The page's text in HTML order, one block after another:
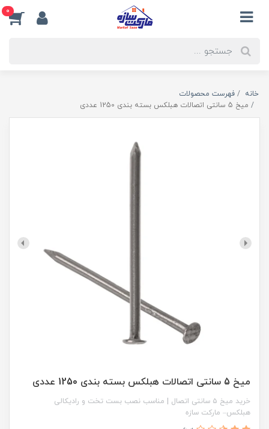
0
خانه
فهرست محصولات
میخ 5 سانتی اتصالات هبلکس بسته بندی 1250 عددی
میخ 5 سانتی اتصالات هبلکس بسته بندی 1250 عددی
خرید میخ ۵ سانتی اتصال | مناسب نصب بست تخت و رادیکالی
هبلکس– مارکت سازه